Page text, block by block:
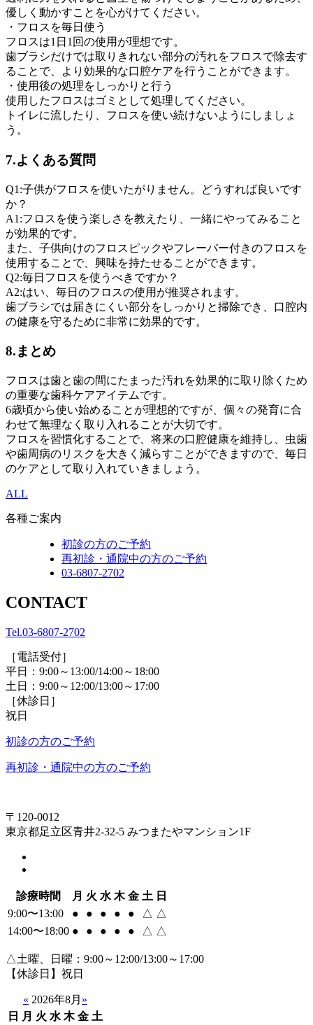
優しく動かすことを心がけてください。
・フロスを毎日使う
フロスは1日1回の使用が理想です。
歯ブラシだけでは取りきれない部分の汚れをフロスで除去す
ることで、より効果的な口腔ケアを行うことができます。
・使用後の処理をしっかりと行う
使用したフロスはゴミとして処理してください。
トイレに流したり、フロスを使い続けないようにしましょ
う。
7.よくある質問
Q1:子供がフロスを使いたがりません。どうすれば良いです
か？
A1:フロスを使う楽しさを教えたり、一緒にやってみること
が効果的です。
また、子供向けのフロスピックやフレーバー付きのフロスを
使用することで、興味を持たせることができます。
Q2:毎日フロスを使うべきですか？
A2:はい、毎日のフロスの使用が推奨されます。
歯ブラシでは届きにくい部分をしっかりと掃除でき、口腔内
の健康を守るために非常に効果的です。
8.まとめ
フロスは歯と歯の間にたまった汚れを効果的に取り除くため
の重要な歯科ケアアイテムです。
6歳頃から使い始めることが理想的ですが、個々の発育に合
わせて無理なく取り入れることが大切です。
フロスを習慣化することで、将来の口腔健康を維持し、虫歯
や歯周病のリスクを大きく減らすことができますので、毎日
のケアとして取り入れていきましょう。
ALL
各種ご案内
初診の方のご予約
再初診・通院中の方のご予約
03-6807-2702
CONTACT
Tel.03-6807-2702
［電話受付］
平日：9:00～13:00/14:00～18:00
土日：9:00～12:00/13:00～17:00
［休診日］
祝日
初診の方のご予約
再初診・通院中の方のご予約
〒120-0012
東京都足立区青井2-32-5 みつまたやマンション1F
診療時間 月 火 水 木 金 土 日
9:00〜13:00
● ● ● ● ● △ △
14:00〜18:00 ● ● ● ● ● △ △
△土曜、日曜：9:00～12:00/13:00～17:00
【休診日】祝日
« 2026年8月 »
日
月 火 水 木 金 土